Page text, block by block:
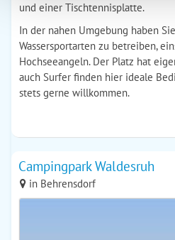
und einer Tischtennisplatte.
In der nahen Umgebung haben
Wassersportarten zu betreiben,
Hochseeangeln. Der Platz hat
auch Surfer finden hier ideale
stets gerne willkommen.
Campingpark Waldesruh
in Behrensdorf